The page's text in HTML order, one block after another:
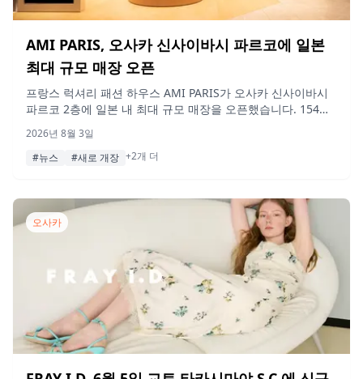
AMI PARIS, 오사카 신사이바시 파르코에 일본
최대 규모 매장 오픈
프랑스 럭셔리 패션 하우스 AMI PARIS가 오사카 신사이바시
파르코 2층에 일본 내 최대 규모 매장을 오픈했습니다. 154제
여성복, 남성복, 액세서리 등을 만나볼 수 있습니다.
2026년 8월 3일
#뉴스
#새로 개장 +2개 더
오사카